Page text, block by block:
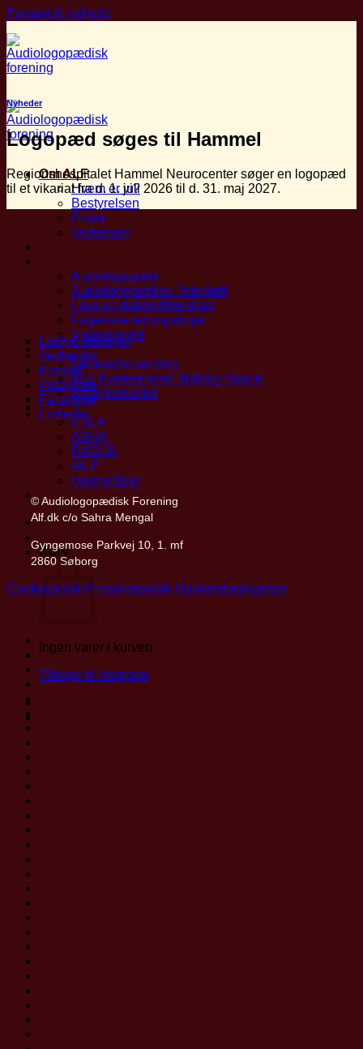
Fortsæt til indhold
Om ALF
Hvem er vi?
Bestyrelsen
Priser
Vedtægter
Audiologopædi
Audiologopædisk Tidsskrift
Love og bekendtgørelser
Fagetiske retningslinjer
Vidensportal
Arrangementer
Generalforsamling
ALF Konferencen, Nyborg Strand
Arrangementer
Partnerskaber
ESLA
ASHA
RADLD
IALP
Hjernerådet
Find privatpraktiserende
Mit ALF
Kurv
Ingen varer i kurven.
Tilbage til shoppen
Nyheder
Logopæd søges til Hammel
Regionshospitalet Hammel Neurocenter søger en logopæd
til et vikariat fra d. 1. juli 2026 til d. 31. maj 2027.
Ledige stillinger
Vedtægter
Kontakt
Instagram
Facebook
LinkedIn
© Audiologopædisk Forening
Alf.dk c/o Sahra Mengal
Gyngemose Parkvej 10, 1. mf
2860 Søborg
Cookiepolitik Privatlivspolitik Handelsbetingelser